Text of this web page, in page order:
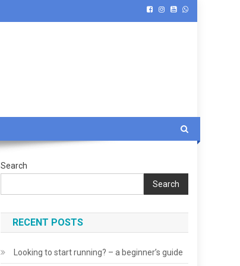
Search
Search
RECENT POSTS
Looking to start running? – a beginner’s guide